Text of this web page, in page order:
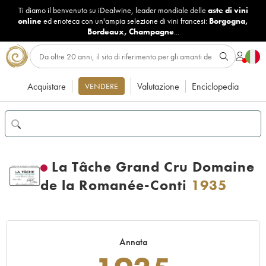
Ti diamo il benvenuto su iDealwine, leader mondiale delle aste di vini
onlineed enoteca con un'ampia selezione di vini francesi: Borgogna,
Bordeaux, Champagne...
Acquistare VENDERE Valutazione Enciclopedia
La Tâche Grand Cru Domaine
de la Romanée-Conti 1935
Annata